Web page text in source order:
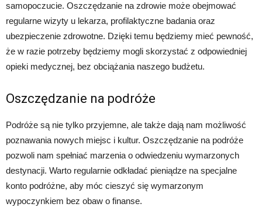
samopoczucie. Oszczędzanie na zdrowie może obejmować
regularne wizyty u lekarza, profilaktyczne badania oraz
ubezpieczenie zdrowotne. Dzięki temu będziemy mieć pewność,
że w razie potrzeby będziemy mogli skorzystać z odpowiedniej
opieki medycznej, bez obciążania naszego budżetu.
Oszczędzanie na podróże
Podróże są nie tylko przyjemne, ale także dają nam możliwość
poznawania nowych miejsc i kultur. Oszczędzanie na podróże
pozwoli nam spełniać marzenia o odwiedzeniu wymarzonych
destynacji. Warto regularnie odkładać pieniądze na specjalne
konto podróżne, aby móc cieszyć się wymarzonym
wypoczynkiem bez obaw o finanse.